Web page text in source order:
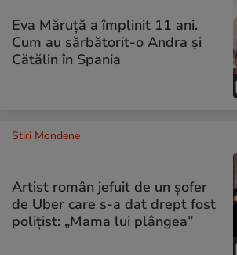
Eva Măruță a împlinit 11 ani.
Cum au sărbătorit-o Andra și
Cătălin în Spania
Stiri Mondene
Artist român jefuit de un șofer
de Uber care s-a dat drept fost
polițist: „Mama lui plângea”